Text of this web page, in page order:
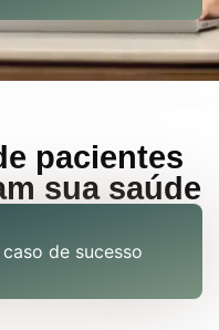
pacientes
sua saúde
de sucesso